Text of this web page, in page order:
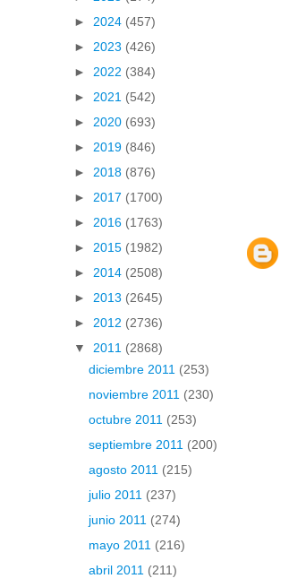
► 2024 (457)
► 2023 (426)
► 2022 (384)
► 2021 (542)
► 2020 (693)
► 2019 (846)
► 2018 (876)
► 2017 (1700)
► 2016 (1763)
► 2015 (1982)
► 2014 (2508)
► 2013 (2645)
► 2012 (2736)
▼ 2011 (2868)
diciembre 2011 (253)
noviembre 2011 (230)
octubre 2011 (253)
septiembre 2011 (200)
agosto 2011 (215)
julio 2011 (237)
junio 2011 (274)
mayo 2011 (216)
abril 2011 (211)